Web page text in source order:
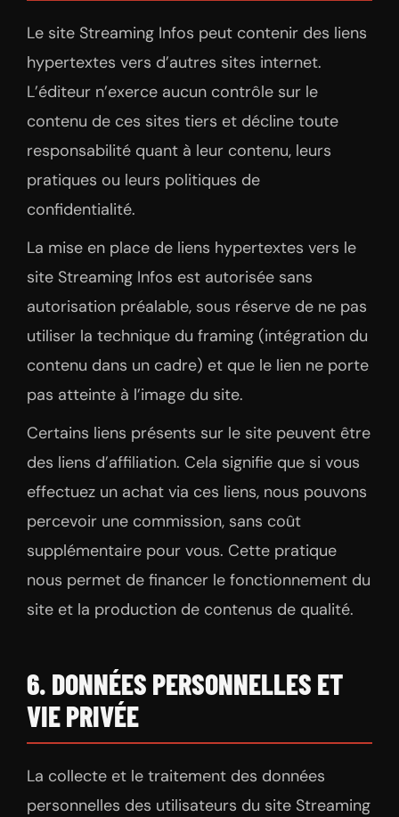
Le site Streaming Infos peut contenir des liens
hypertextes vers d’autres sites internet.
L’éditeur n’exerce aucun contrôle sur le
contenu de ces sites tiers et décline toute
responsabilité quant à leur contenu, leurs
pratiques ou leurs politiques de
confidentialité.
La mise en place de liens hypertextes vers le
site Streaming Infos est autorisée sans
autorisation préalable, sous réserve de ne pas
utiliser la technique du framing (intégration du
contenu dans un cadre) et que le lien ne porte
pas atteinte à l’image du site.
Certains liens présents sur le site peuvent être
des liens d’affiliation. Cela signifie que si vous
effectuez un achat via ces liens, nous pouvons
percevoir une commission, sans coût
supplémentaire pour vous. Cette pratique
nous permet de financer le fonctionnement du
site et la production de contenus de qualité.
6. DONNÉES PERSONNELLES ET
VIE PRIVÉE
La collecte et le traitement des données
personnelles des utilisateurs du site Streaming